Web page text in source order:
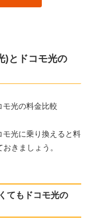
)とドコモ光の
光に乗り換えると料
きましょう。
てもドコモ光の